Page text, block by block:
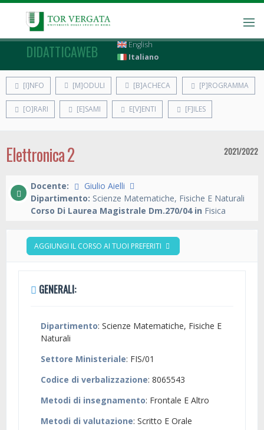
DIDATTICAWEB
English
Italiano
[I]NFO [M]ODULI [B]ACHECA [P]ROGRAMMA
[O]RARI [E]SAMI E[V]ENTI [F]ILES
Elettronica 2 2021/2022
Docente:
Giulio Aielli
Dipartimento: Scienze Matematiche, Fisiche E Naturali
Corso Di Laurea Magistrale Dm.270/04 in Fisica
AGGIUNGI IL CORSO AI TUOI PREFERITI
GENERALI:
Dipartimento: Scienze Matematiche, Fisiche E
Naturali
Settore Ministeriale: FIS/01
Codice di verbalizzazione: 8065543
Metodi di insegnamento: Frontale E Altro
Metodi di valutazione: Scritto E Orale